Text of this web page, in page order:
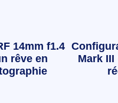
14mm f1.4
rêve en
Mark